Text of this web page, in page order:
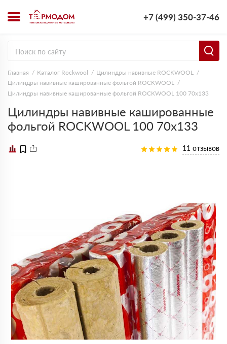
+7 (499) 350-37-46
Главная Каталог Rockwool
Цилиндры навивные ROCKWOOL
Цилиндры навивные кашированные фольгой ROCKWOOL
Цилиндры навивные кашированные фольгой ROCKWOOL 100 70х133
Цилиндры навивные кашированные
фольгой ROCKWOOL 100 70х133
11 отзывов